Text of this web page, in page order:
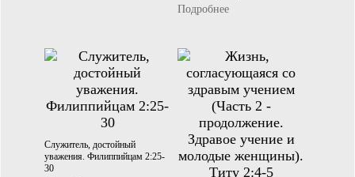
Подробнее
Служитель, достойный
уважения. Филиппийцам 2:25-
30